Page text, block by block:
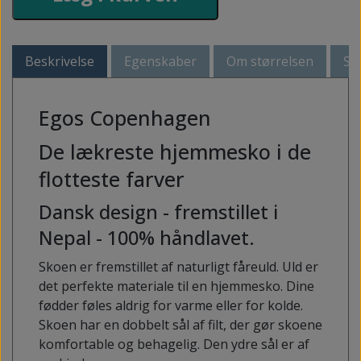
Beskrivelse Egenskaber Om størrelsen
Egos Copenhagen
De lækreste hjemmesko i de
flotteste farver
Dansk design - fremstillet i
Nepal - 100% håndlavet.
Skoen er fremstillet af naturligt fåreuld. Uld er
det perfekte materiale til en hjemmesko. Dine
fødder føles aldrig for varme eller for kolde.
Skoen har en dobbelt sål af filt, der gør skoene
komfortable og behagelig. Den ydre sål er af